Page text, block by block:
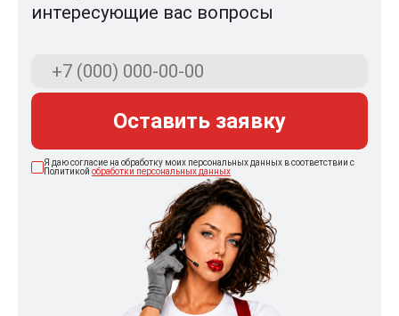
интересующие вас вопросы
Оставить заявку
Я даю согласие на обработку моих персональных данных в соответствии с
Политикой обработки персональных данных